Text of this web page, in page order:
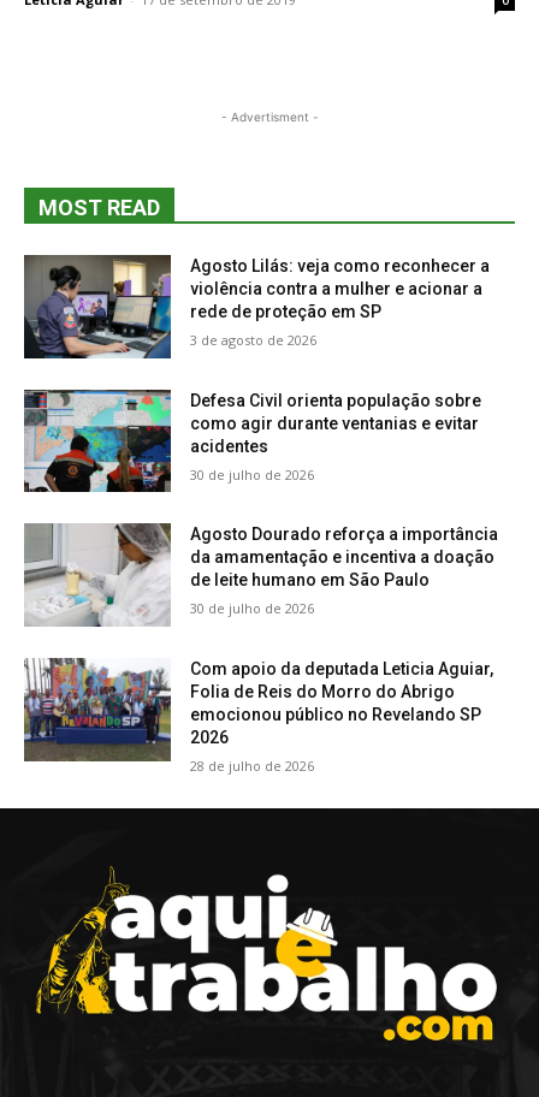
- Advertisment -
MOST READ
Agosto Lilás: veja como reconhecer a
violência contra a mulher e acionar a
rede de proteção em SP
3 de agosto de 2026
Defesa Civil orienta população sobre
como agir durante ventanias e evitar
acidentes
30 de julho de 2026
Agosto Dourado reforça a importância
da amamentação e incentiva a doação
de leite humano em São Paulo
30 de julho de 2026
Com apoio da deputada Leticia Aguiar,
Folia de Reis do Morro do Abrigo
emocionou público no Revelando SP
2026
28 de julho de 2026